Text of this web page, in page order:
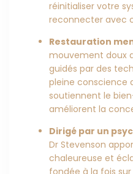
réinitialiser votre
reconnecter avec
Restauration
mouvement doux
guidés par des
pleine conscience
soutiennent le
améliorent la
Dirigé par un
Dr Stevenson
chaleureuse et